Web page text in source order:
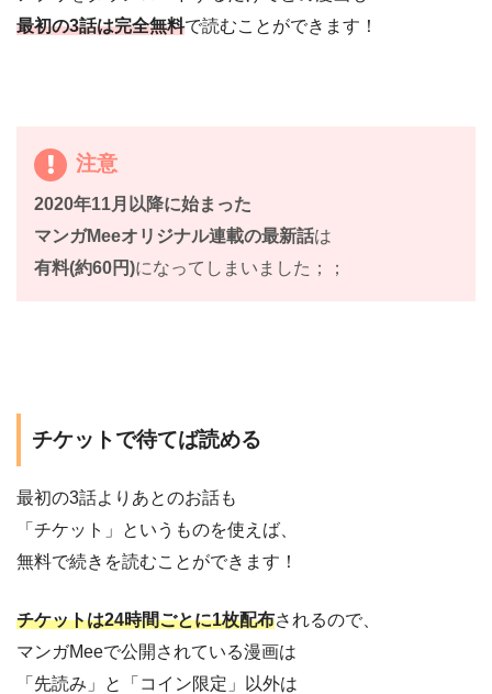
最初の3話は完全無料で読むことができます！
注意
2020年11月以降に始まった
マンガMeeオリジナル連載の最新話は
有料(約60円)になってしまいました；；
チケットで待てば読める
最初の3話よりあとのお話も
「チケット」というものを使えば、
無料で続きを読むことができます！
チケットは24時間ごとに1枚配布されるので、
マンガMeeで公開されている漫画は
「先読み」と「コイン限定」以外は